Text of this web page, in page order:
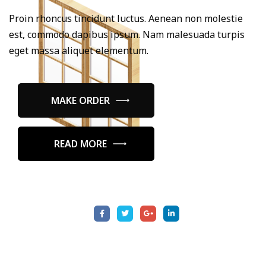
Proin rhoncus tincidunt luctus. Aenean non molestie
est, commodo dapibus ipsum. Nam malesuada turpis
eget massa aliquet elementum.
MAKE ORDER
READ MORE